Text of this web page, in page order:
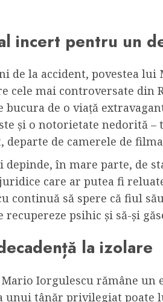
incert pentru un
de la accident, povestea
cele mai controversate din
bucura de o viață
și o notorietate nedorită
departe de camerele de
depinde, în mare parte, de
care ar putea fi
continuă să spere că fiul
recupereze psihic și să-și
la izolare
Iorgulescu rămâne un
unui tânăr privilegiat poate